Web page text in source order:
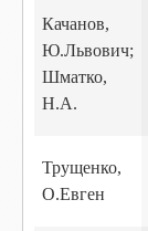
Качанов,
Ю.Львович;
Шматко,
Н.А.
Трущенко,
О.Евген